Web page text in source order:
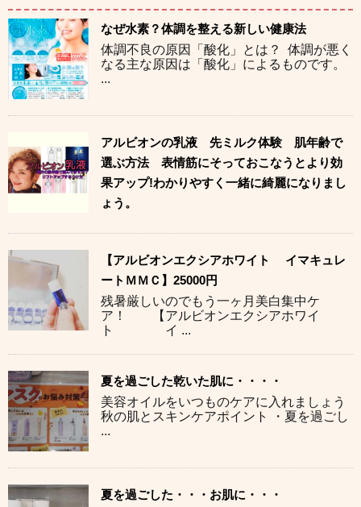
なぜ水素？体調を整える新しい健康法
体調不良の原因「酸化」とは？ 体調が悪く
なる主な原因は「酸化」によるものです。
...
アルビオンの乳液 先ミルク体験 肌年齢で
選ぶ方法 表情筋にそっておこなうとより効
果アップ!わかりやすく一緒に綺麗になりまし
ょう。
【アルビオンエクシアホワイト イマキュレ
ートＭＭＣ】25000円
残暑厳しいのでもう一ヶ月美白集中ケ
ア！ 【アルビオンエクシアホワイ
ト イ ...
夏を過ごした乾いた肌に・・・・
美容オイルをいつものケアに入れましょう
秋の肌とスキンケアポイント ・夏を過ごし
...
夏を過ごした・・・お肌に・・・